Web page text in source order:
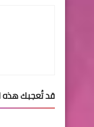
قد تُعجبك هذه